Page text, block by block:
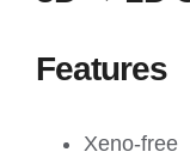
Features
Xeno-free